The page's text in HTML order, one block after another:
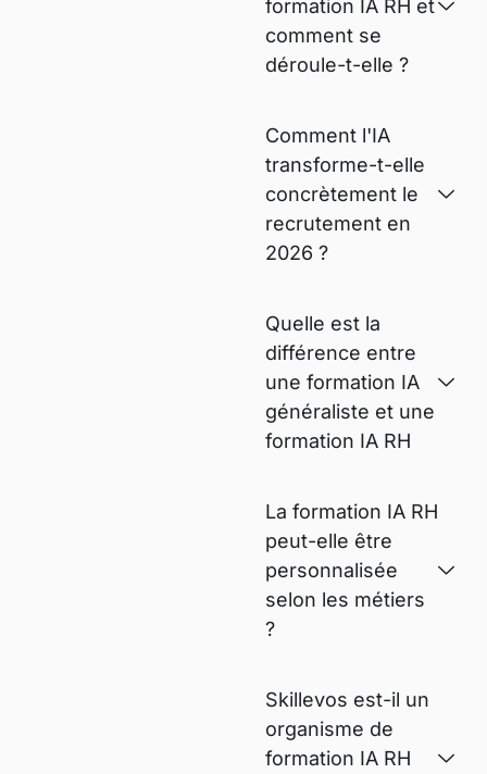
formation IA RH et
comment se
déroule-t-elle ?
Comment l'IA
transforme-t-elle
concrètement le
recrutement en
2026 ?
Quelle est la
différence entre
une formation IA
généraliste et une
formation IA RH
La formation IA RH
peut-elle être
personnalisée
selon les métiers
?
Skillevos est-il un
organisme de
formation IA RH